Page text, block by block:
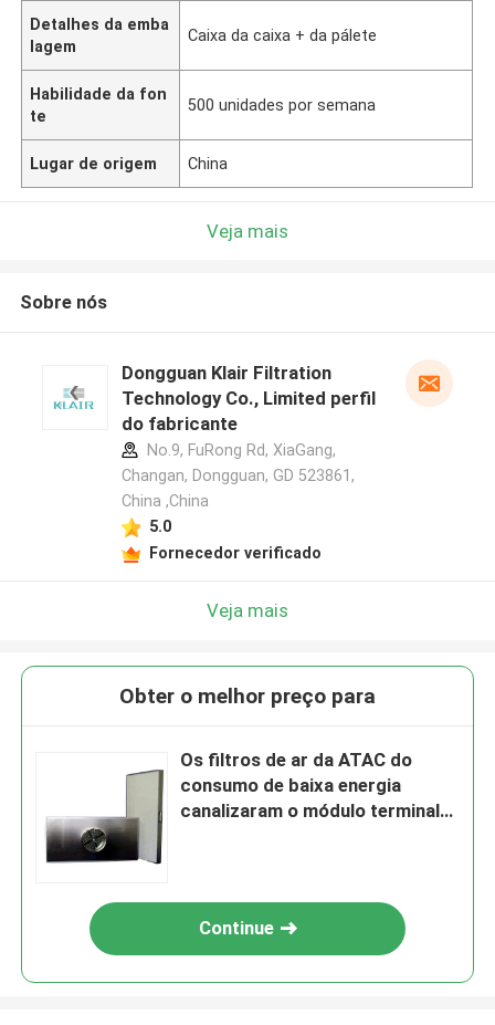
Detalhes da emba
lagem
Caixa da caixa + da pálete
Habilidade da fon
te
500 unidades por semana
Lugar de origem China
Veja mais
Sobre nós
Dongguan Klair Filtration
Technology Co., Limited perfil
do fabricante
No.9, FuRong Rd, XiaGang,
Changan, Dongguan, GD 523861,
China ,China
5.0
Fornecedor verificado
Veja mais
Obter o melhor preço para
Os filtros de ar da ATAC do
consumo de baixa energia
canalizaram o módulo terminal
Continue